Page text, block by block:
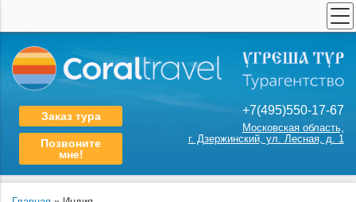
Заказ тура
Позвоните
мне!
+7(495)550-17-67
Московская область,
г. Дзержинский, ул. Лесная, д. 1
СТРАХОВАНИЕ
ТУРЫ ПО РОССИИ
АРЕНДА АВТОБУСОВ